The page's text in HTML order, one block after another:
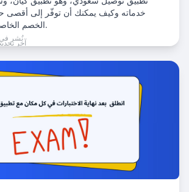
خدماته وكيف يمكنك أن توفّر إلى أقصى
الخصم الخاصة به، تابع القراءة.
نُشر في 10 أغسطس 2025
آخر تحديث 8